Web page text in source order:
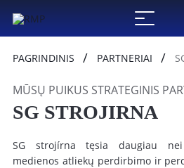
PAGRINDINIS PARTNERIAI
MŪSŲ PUIKUS STRATEGINIS
SG STROJIRNA
SG strojírna tęsia daugiau nei
medienos atliekų perdirbimo ir